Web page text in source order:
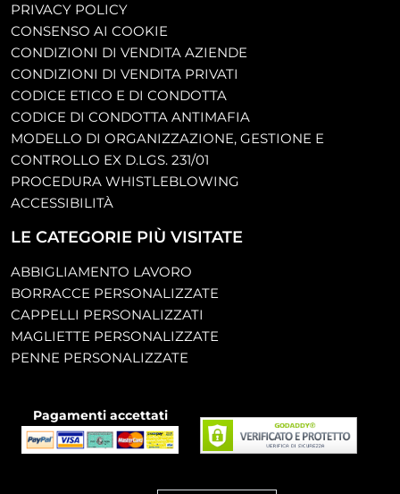
PRIVACY POLICY
CONSENSO AI COOKIE
CONDIZIONI DI VENDITA AZIENDE
CONDIZIONI DI VENDITA PRIVATI
CODICE ETICO E DI CONDOTTA
CODICE DI CONDOTTA ANTIMAFIA
MODELLO DI ORGANIZZAZIONE, GESTIONE E
CONTROLLO EX D.LGS. 231/01
PROCEDURA WHISTLEBLOWING
ACCESSIBILITÀ
LE CATEGORIE PIÙ VISITATE
ABBIGLIAMENTO LAVORO
BORRACCE PERSONALIZZATE
CAPPELLI PERSONALIZZATI
MAGLIETTE PERSONALIZZATE
PENNE PERSONALIZZATE
Pagamenti accettati